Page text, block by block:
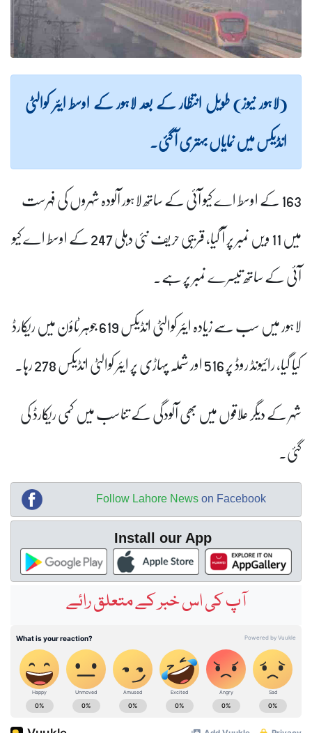
(لاہور نیوز) طویل انتظار کے بعد لاہور کے اوسط ایئر کوالٹی
انڈیکس میں نمایاں بہتری آ گئی۔
163کے اوسط اے کیو آئی کے ساتھ لاہور آلودہ شہروں کی فہرست
میں 11 ویں نمبر پر آ گیا، قریبی حریف نئی دہلی 247 کے اوسط اے کیو
آئی کے ساتھ تیسرے نمبر پر ہے۔
لاہور میں سب سے زیادہ ایئر کوالٹی انڈیکس 619 جوہر ٹاؤن میں ریکارڈ
کیا گیا،رائیونڈ روڈ پر 516 اور شملہ پہاڑی پر ایئر کوالٹی انڈیکس 278 رہا۔
شہر کے دیگر علاقوں میں بھی آلودگی کے تناسب میں کمی ریکارڈ کی
گئی۔
Follow Lahore News on Facebook
Install our App
آپ کی اس خبر کے متعلق رائے